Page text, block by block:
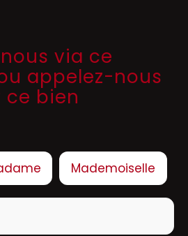
via ce
appelez-nous
bien
Mademoiselle